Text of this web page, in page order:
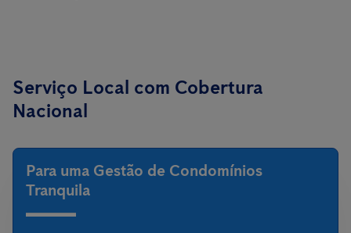
Serviço Local com Cobertura
Nacional
Para uma Gestão de Condomínios
Tranquila